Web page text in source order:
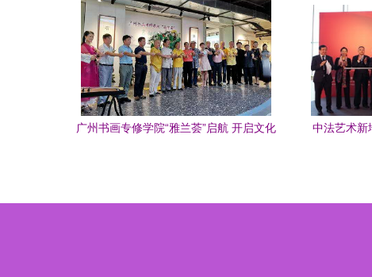
广州书画专修学院“雅兰荟”启航 开启文化
中法艺术新